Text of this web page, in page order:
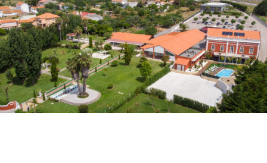
EVENTOS
RESTAURANTE
SERVIÇOS
CONTACTOS